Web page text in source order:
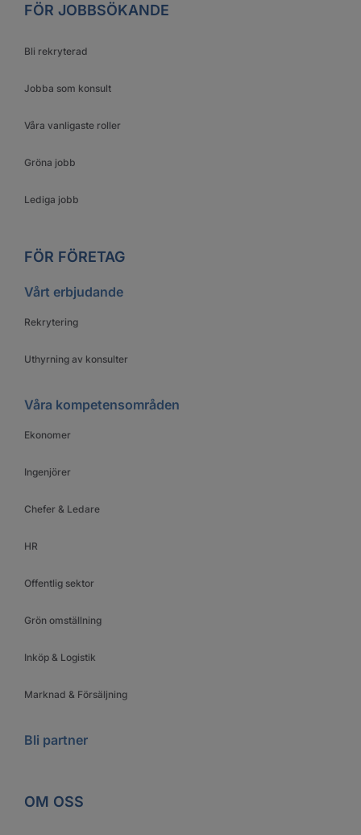
FÖR JOBBSÖKANDE
Bli rekryterad
Jobba som konsult
Våra vanligaste roller
Gröna jobb
Lediga jobb
FÖR FÖRETAG
Vårt erbjudande
Rekrytering
Uthyrning av konsulter
Våra kompetensområden
Ekonomer
Ingenjörer
Chefer & Ledare
HR
Offentlig sektor
Grön omställning
Inköp & Logistik
Marknad & Försäljning
Bli partner
OM OSS